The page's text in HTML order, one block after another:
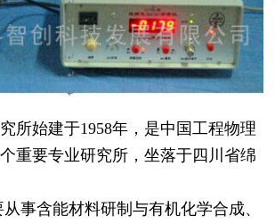
所始建于1958年，是中国工程物理
重要专业研究所，坐落于四川省绵
事含能材料研制与有机化学合成、